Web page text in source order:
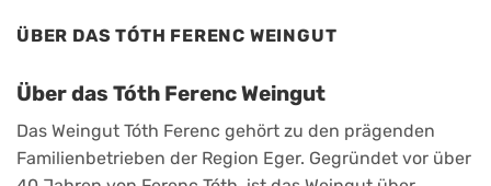
ÜBER DAS TÓTH FERENC WEINGUT
Über das Tóth Ferenc Weingut
Das Weingut Tóth Ferenc gehört zu den prägenden
Familienbetrieben der Region Eger. Gegründet vor über